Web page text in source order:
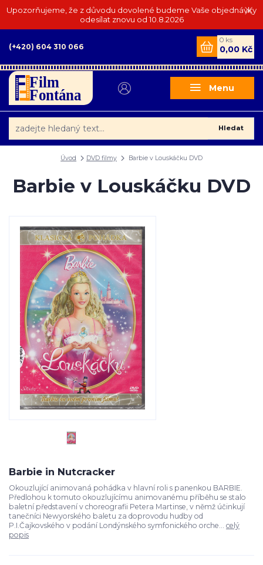
Upozorňujeme, že z důvodu dovolené budeme Vaše objednávky
odesílat znovu od 10.8.2026
Menu
Hledat
(+420) 604 310 066
0 ks
0,00 Kč
Úvod DVD filmy Barbie v Louskáčku DVD
Barbie v Louskáčku DVD
Barbie in Nutcracker
Okouzlující animovaná pohádka v hlavní roli s panenkou BARBIE.
Předlohou k tomuto okouzlujícímu animovanému příběhu se stalo
baletní představení v choreografii Petera Martinse, v němž účinkují
tanečníci Newyorského baletu za doprovodu hudby od
P.I.Čajkovského v podání Londýnského symfonického orche... celý
popis